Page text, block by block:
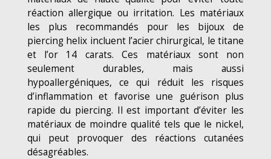
réaction allergique ou irritation. Les matériaux
les plus recommandés pour les bijoux de
piercing helix incluent l’acier chirurgical, le titane
et l’or 14 carats. Ces matériaux sont non
seulement durables, mais aussi
hypoallergéniques, ce qui réduit les risques
d’inflammation et favorise une guérison plus
rapide du piercing. Il est important d’éviter les
matériaux de moindre qualité tels que le nickel,
qui peut provoquer des réactions cutanées
désagréables.